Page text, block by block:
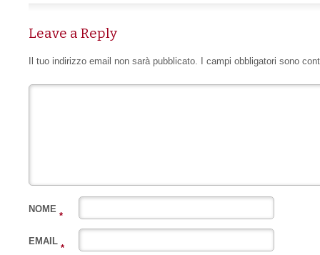
Leave a Reply
Il tuo indirizzo email non sarà pubblicato. I campi obbligatori sono
NOME
*
EMAIL
*